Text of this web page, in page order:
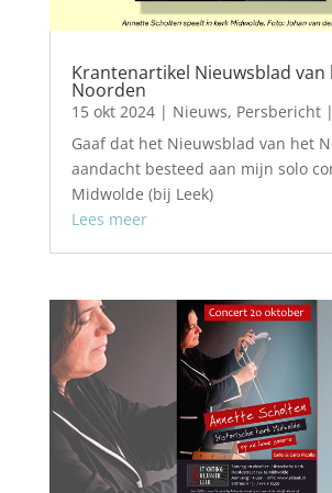
Krantenartikel Nieuwsblad van
Noorden
15 okt 2024| Nieuws, Persbericht|
Gaaf dat het Nieuwsblad van het
aandacht besteed aan mijn solo
Midwolde (bij Leek)
Lees meer